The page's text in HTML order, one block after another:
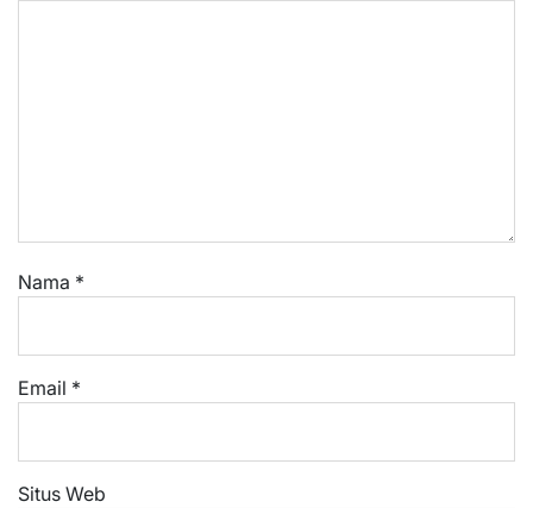
Nama *
Email *
Situs Web